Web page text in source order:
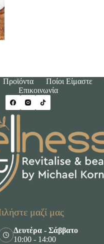
Προϊόντα Ποίοι Είμαστε
Επικοινωνία
μαζί μας
Δευτέρα - Σάββατο
10:00 - 14:00